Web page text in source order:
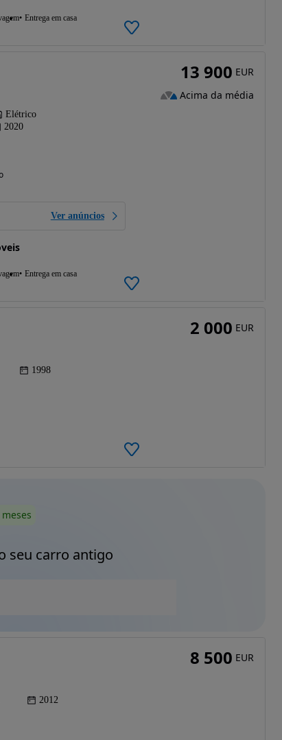
Entrega em casa
Elétrico
2020
Ver anúncios
Entrega em casa
13 900 EUR
Acima da média
1998
2 000 EUR
seu carro antigo
2012
8 500 EUR